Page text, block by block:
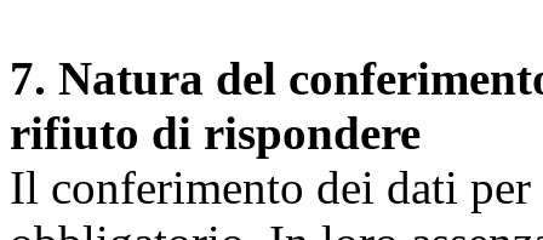
7. Natura del
rifiuto di rispondere
Il conferimento dei dati